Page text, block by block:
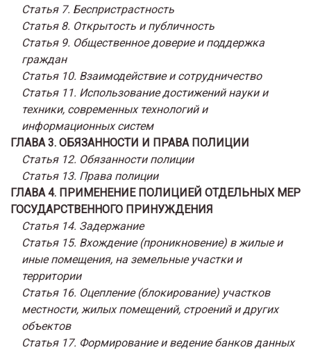
Статья 7. Беспристрастность
Статья 8. Открытость и публичность
Статья 9. Общественное доверие и поддержка
граждан
Статья 10. Взаимодействие и сотрудничество
Статья 11. Использование достижений науки и
техники, современных технологий и
информационных систем
ГЛАВА 3. ОБЯЗАННОСТИ И ПРАВА ПОЛИЦИИ
Статья 12. Обязанности полиции
Статья 13. Права полиции
ГЛАВА 4. ПРИМЕНЕНИЕ ПОЛИЦИЕЙ ОТДЕЛЬНЫХ МЕР
ГОСУДАРСТВЕННОГО ПРИНУЖДЕНИЯ
Статья 14. Задержание
Статья 15. Вхождение (проникновение) в жилые и
иные помещения, на земельные участки и
территории
Статья 16. Оцепление (блокирование) участков
местности, жилых помещений, строений и других
объектов
Статья 17. Формирование и ведение банков данных